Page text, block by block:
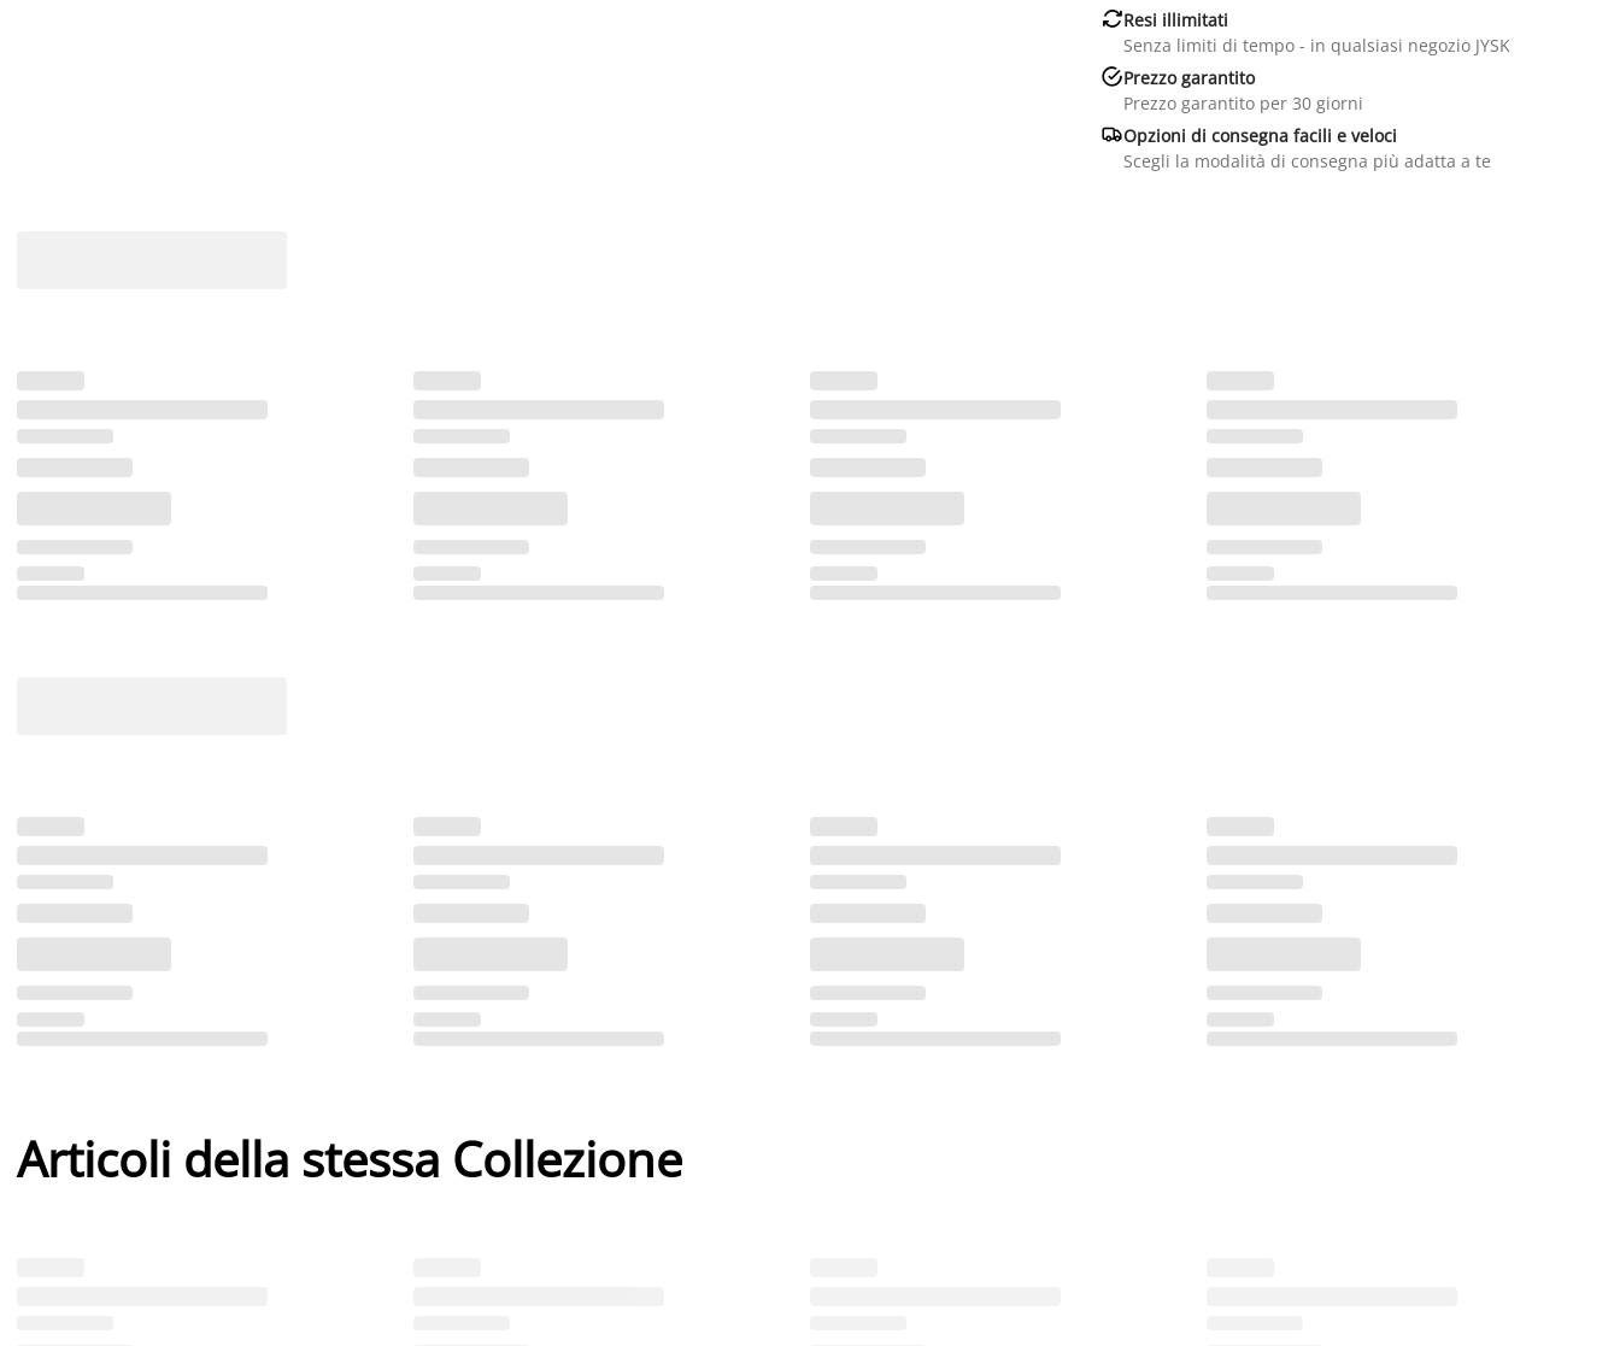
Resi illimitati
Senza limiti di tempo - in qualsiasi negozio JYSK
Prezzo garantito
Prezzo garantito per 30 giorni
Opzioni di consegna facili e veloci
Scegli la modalità di consegna più adatta a te
Articoli della stessa Collezione